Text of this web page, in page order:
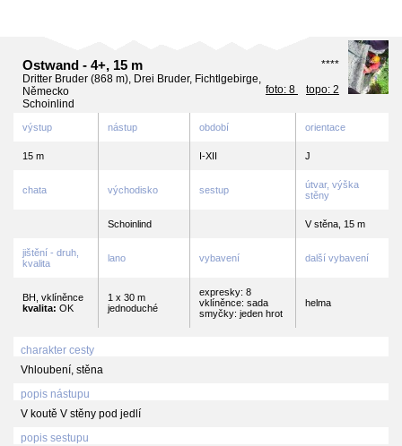
****
foto: 8
topo: 2
Ostwand - 4+, 15 m
Dritter Bruder (868 m), Drei Bruder, Fichtlgebirge,
Německo
Schoinlind
výstup nástup období orientace
15 m I-XII J
chata východisko sestup
útvar, výška
stěny
Schoinlind V stěna, 15 m
jištění - druh,
kvalita
lano vybavení další vybavení
BH, vklíněnce
kvalita: OK
1 x 30 m
jednoduché
expresky: 8
vklíněnce: sada
smyčky: jeden hrot
helma
charakter cesty
Vhloubení, stěna
popis nástupu
V koutě V stěny pod jedlí
popis sestupu